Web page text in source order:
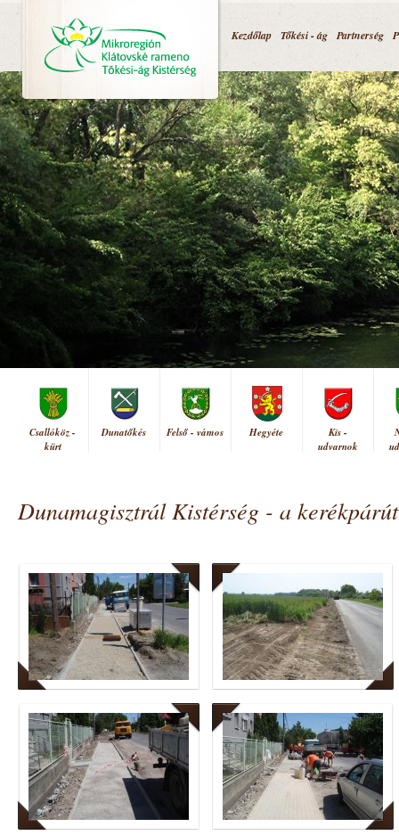
Kezdőlap Tőkési - ág Partnerség
Csallóköz -
kürt
Dunatőkés Felső - vámos Hegyéte
Kis -
udvarnok
Dunamagisztrál Kistérség - a